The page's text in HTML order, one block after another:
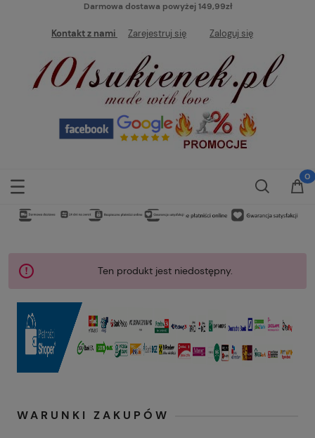
Darmowa dostawa powyżej 149,99zł
Kontakt z nami Zarejestruj się Zaloguj się
Ten produkt jest niedostępny.
WARUNKI ZAKUPÓW